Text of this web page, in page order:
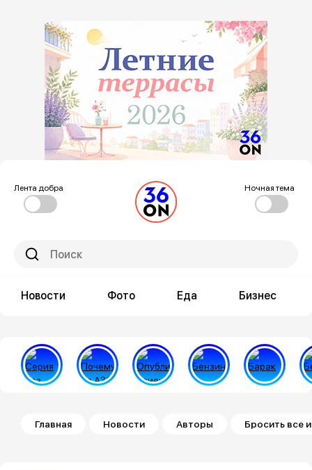
Лента добра Ночная тема
Новости Фото Еда Бизнес
Строка навигации
Главная Новости Авторы Бросить все